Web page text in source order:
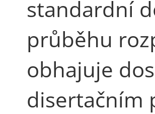
standardní
průběhu
obhajuje
disertačním